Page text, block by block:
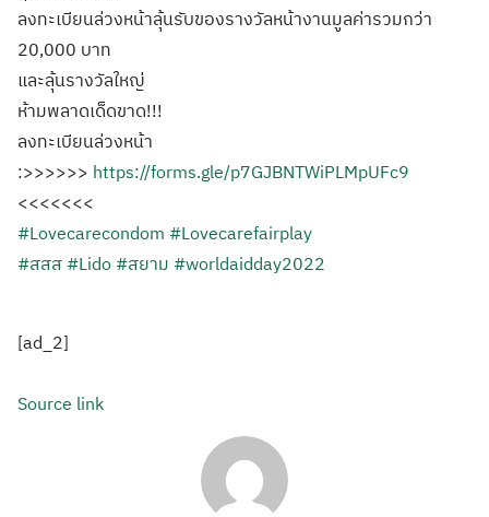
ลงทะเบียนล่วงหน้าลุ้นรับของรางวัลหน้างานมูลค่ารวมกว่า
20,000 บาท
และลุ้นรางวัลใหญ่
ห้ามพลาดเด็ดขาด!!!
ลงทะเบียนล่วงหน้า
:>>>>>> https://forms.gle/p7GJBNTWiPLMpUFc9
<<<<<<<
#Lovecarecondom #Lovecarefairplay
#สสส #Lido #สยาม #worldaidday2022
[ad_2]
Source link